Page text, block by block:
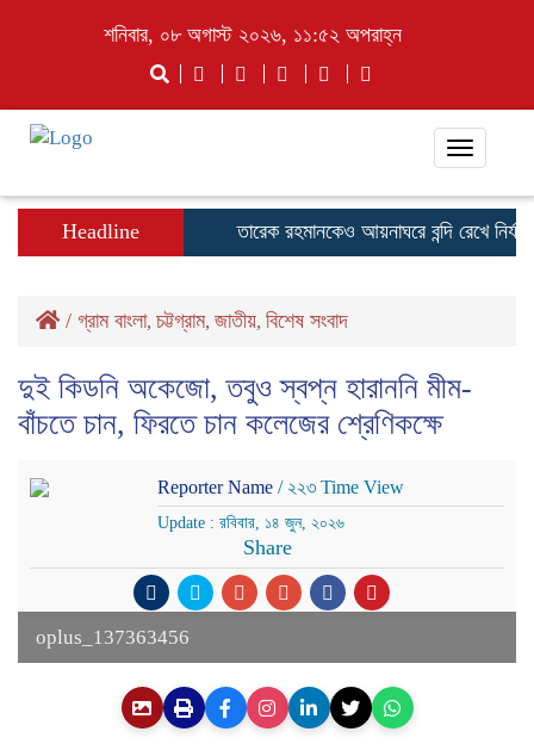
শনিবার, ০৮ অগাস্ট ২০২৬, ১১:৫২ অপরাহ্ন
Toggle
Headline তারেক রহমানকেও আয়নাঘরে বন্দি রেখে
/ গ্রাম বাংলা, চট্টগ্রাম, জাতীয়, বিশেষ সংবাদ
দুই কিডনি অকেজো, তবুও স্বপ্ন হারাননি মীম-
বাঁচতে চান, ফিরতে চান কলেজের শ্রেণিকক্ষে
Reporter Name / ২২৩ Time View
Update : রবিবার, ১৪ জুন, ২০২৬
Share
oplus_137363456